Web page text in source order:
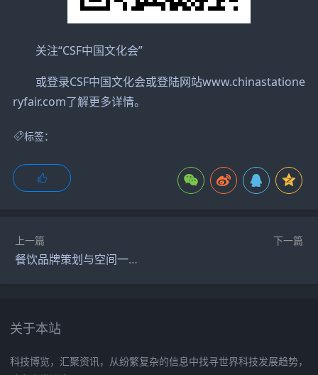
关注“CSF中国文化会”
或登录CSF中国文化会或登陆网站www.chinastatione
ryfair.com了解更多详情。
标签：
上一篇
餐饮品牌策划与空间一体化公司推荐：从定位到门店落地
下一篇
关于本站
科技博览，汇聚资讯，从纷繁复杂的信息中找寻世界科技发展趋势，